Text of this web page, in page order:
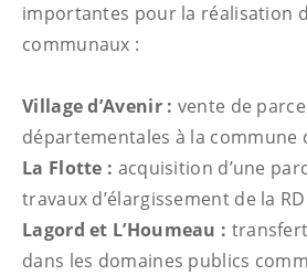
importantes pour la réalisation
communaux :
Village d’Avenir : vente de
départementales à la commune
La Flotte : acquisition d’une
travaux d’élargissement de la RD
Lagord et L’Houmeau : transfert
dans les domaines publics